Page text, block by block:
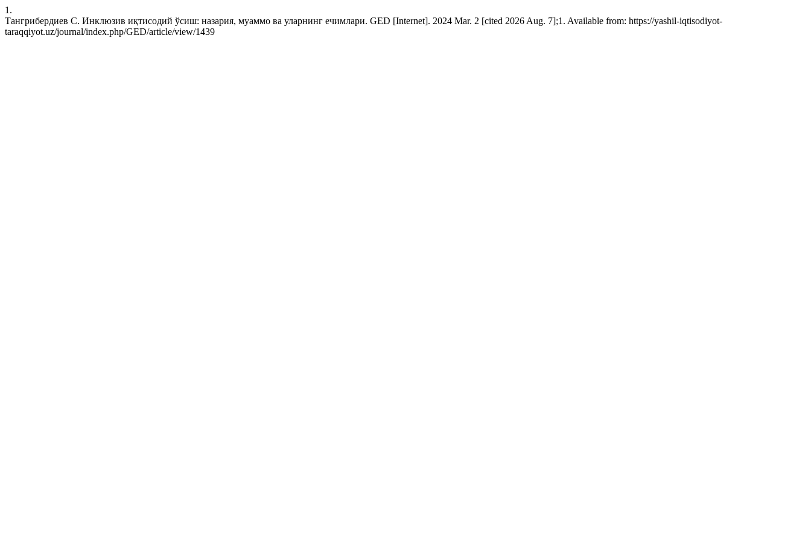
1.
Тангрибердиев С. Инклюзив иқтисодий ўсиш: назария, муаммо ва уларнинг ечимлари. GED [Internet]. 2024 Mar. 2 [cited 2026 Aug. 7];1. Available from: https://yashil-iqtisodiyot-
taraqqiyot.uz/journal/index.php/GED/article/view/1439